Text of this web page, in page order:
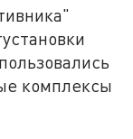
комплексы